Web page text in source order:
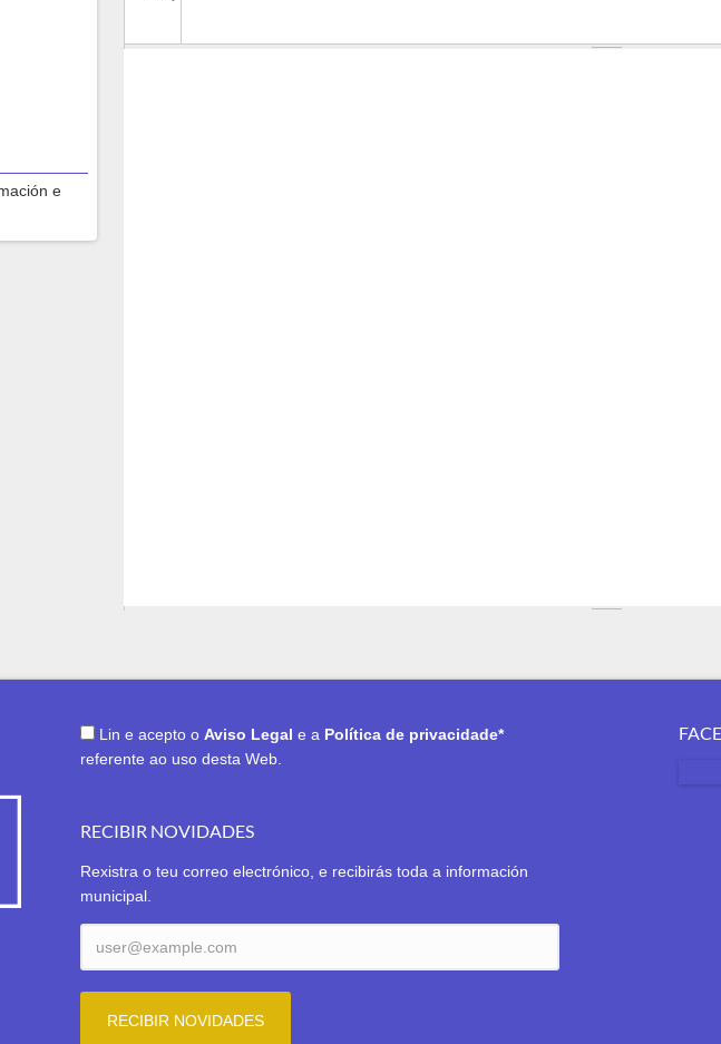
e
Lin e acepto o Aviso Legal e a Política de privacidade*
referente ao uso desta Web.
RECIBIR NOVIDADES
Rexistra o teu correo electrónico, e recibirás toda a información
municipal.